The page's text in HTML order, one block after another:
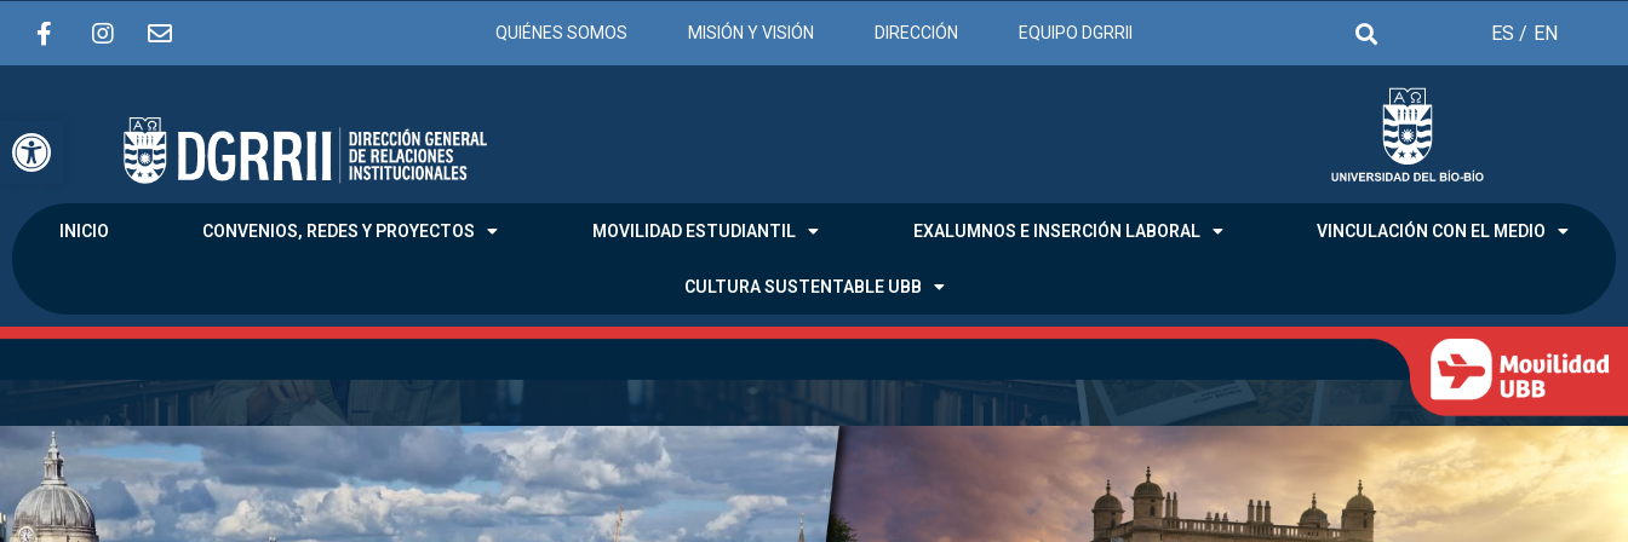
Abrir barra de herramientas
QUIÉNES SOMOS MISIÓN Y VISIÓN DIRECCIÓN EQUIPO DGRRII ES / EN
INICIO CONVENIOS, REDES Y PROYECTOS MOVILIDAD ESTUDIANTIL EXALUMNOS E INSERCIÓN LABORAL VINCULACIÓN CON EL MEDIO
CULTURA SUSTENTABLE UBB